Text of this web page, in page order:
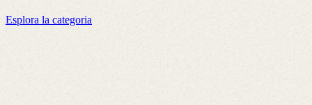
Esplora la categoria